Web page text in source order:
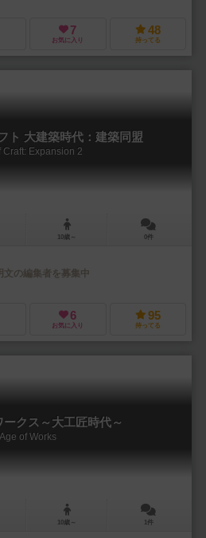
7
お気に入り
48
持ってる
ト 大建築時代：建築同盟
Craft: Expansion 2
10歳～ 0件
文の編集者を募集中
6
お気に入り
95
持ってる
ークス～大工匠時代～
Age of Works
10歳～ 1件